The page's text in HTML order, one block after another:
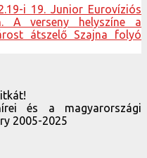
i 19. Junior Eurovíziós
A verseny helyszíne a
átszelő Szajna folyó
és a magyarországi
2005-2025